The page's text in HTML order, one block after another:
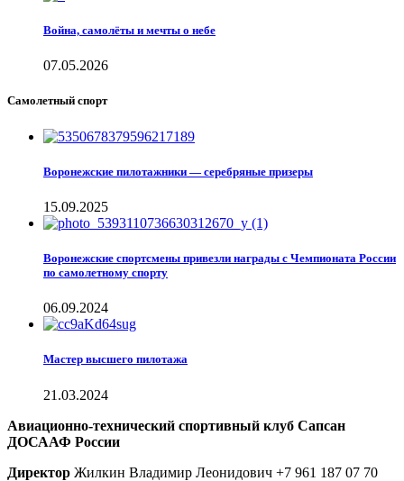
Война, самолёты и мечты о небе
07.05.2026
Самолетный спорт
Воронежские пилотажники — серебряные призеры
15.09.2025
Воронежские спортсмены привезли награды с Чемпионата России
по самолетному спорту
06.09.2024
Мастер высшего пилотажа
21.03.2024
Авиационно-технический спортивный клуб Сапсан
ДОСААФ России
Директор Жилкин Владимир Леонидович +7 961 187 07 70